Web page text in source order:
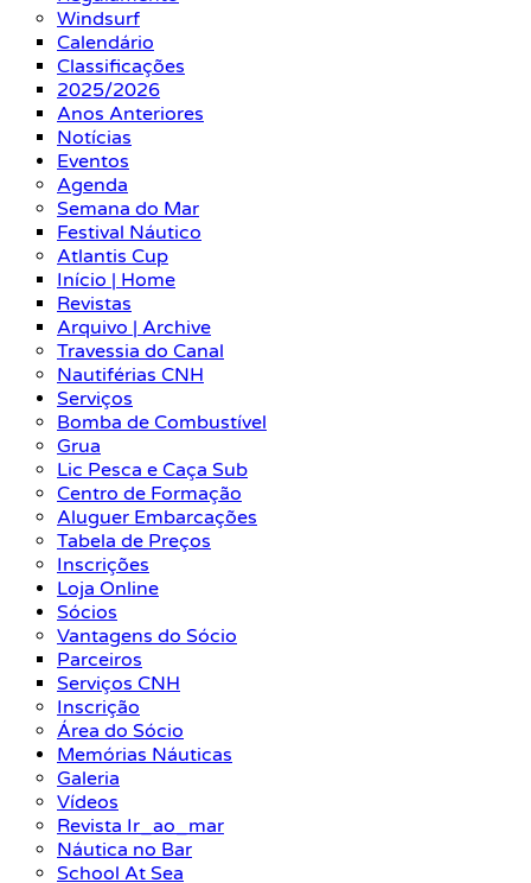
Windsurf
Calendário
Classificações
2025/2026
Anos Anteriores
Notícias
Eventos
Agenda
Semana do Mar
Festival Náutico
Atlantis Cup
Início | Home
Revistas
Arquivo | Archive
Travessia do Canal
Nautiférias CNH
Serviços
Bomba de Combustível
Grua
Lic Pesca e Caça Sub
Centro de Formação
Aluguer Embarcações
Tabela de Preços
Inscrições
Loja Online
Sócios
Vantagens do Sócio
Parceiros
Serviços CNH
Inscrição
Área do Sócio
Memórias Náuticas
Galeria
Vídeos
Revista Ir_ao_mar
Náutica no Bar
School At Sea